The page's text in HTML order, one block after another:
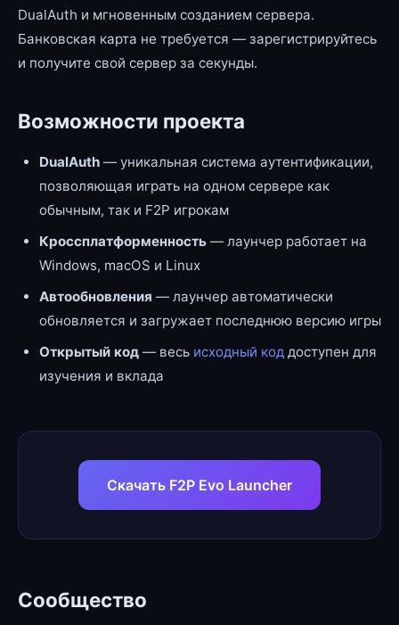
DualAuth и мгновенным созданием сервера.
Банковская карта не требуется — зарегистрируйтесь
и получите свой сервер за секунды.
Возможности проекта
DualAuth — уникальная система аутентификации,
позволяющая играть на одном сервере как
обычным, так и F2P игрокам
Кроссплатформенность — лаунчер работает на
Windows, macOS и Linux
Автообновления — лаунчер автоматически
обновляется и загружает последнюю версию игры
Открытый код — весь исходный код доступен для
изучения и вклада
Скачать F2P Evo Launcher
Сообщество